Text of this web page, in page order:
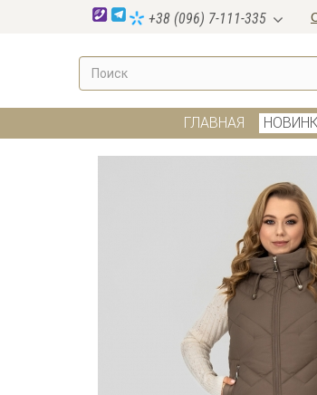
+38 (096) 7-111-335
ГЛАВНАЯ